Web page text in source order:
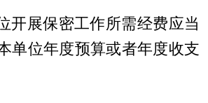
开展保密工作所需经费应当
单位年度预算或者年度收支